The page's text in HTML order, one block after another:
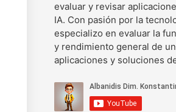
evaluar y revisar
IA. Con pasión por la
especializo en evaluar la
y rendimiento general de
aplicaciones y soluciones